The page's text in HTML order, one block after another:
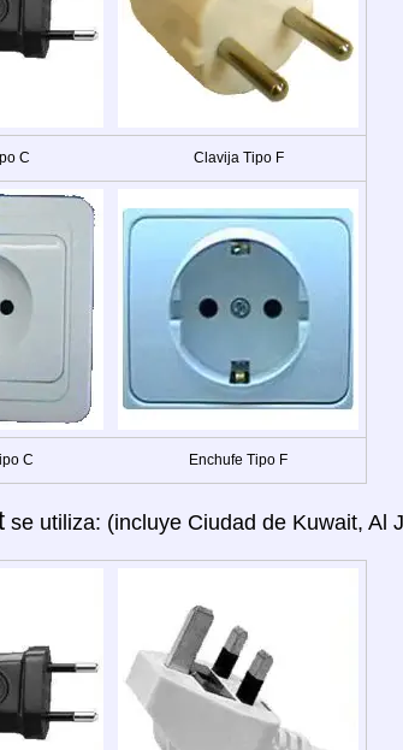
C Clavija Tipo F
C Enchufe Tipo F
se utiliza: (incluye Ciudad de Kuwait, Al